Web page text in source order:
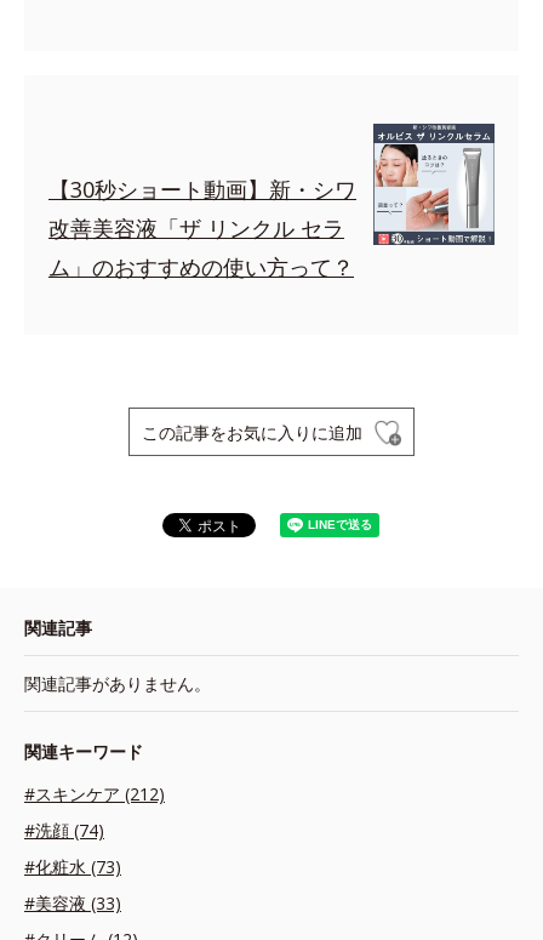
【30秒ショート動画】新・シワ
改善美容液「ザ リンクル セラ
ム」のおすすめの使い方って？
この記事をお気に入りに追加
関連記事
関連記事がありません。
関連キーワード
#スキンケア (212)
#洗顔 (74)
#化粧水 (73)
#美容液 (33)